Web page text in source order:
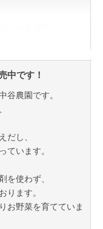
しょうか。
し、
、
をお届けした時に、
だけで、
います！
中です！
谷農園です。
だし、
ています。
を使わず、
ります。
お野菜を育てていま